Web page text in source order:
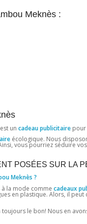
Meknès :
un cadeau publicitaire pour
écologique. Nous
vous pourriez séduire
POSÉES SUR LA
Meknès ?
la mode comme cadeaux
en plastique. Alors, il
toujours le bon! Nous en